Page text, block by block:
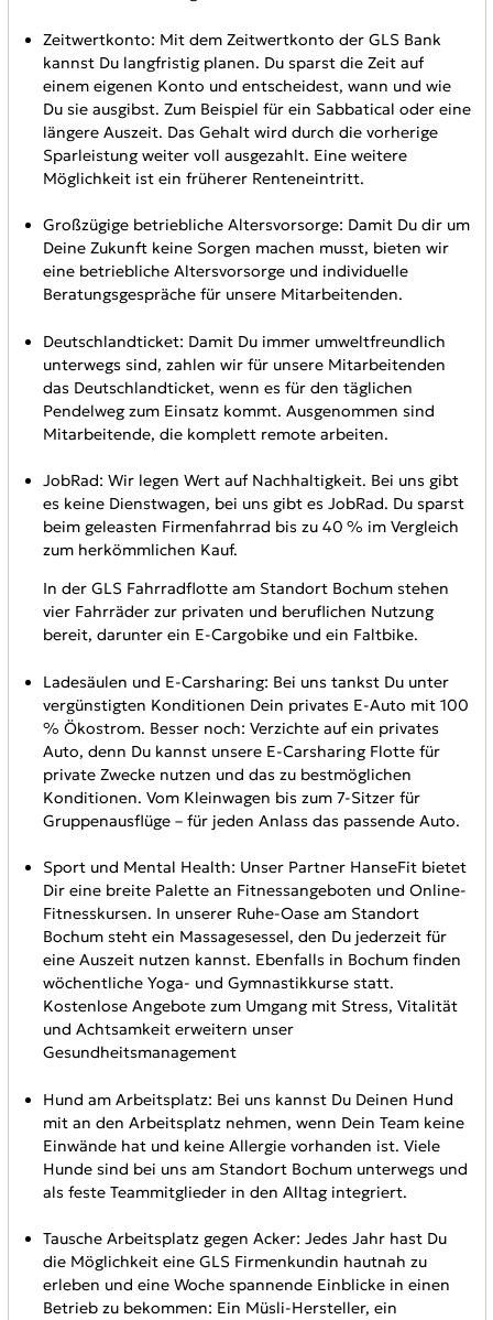
Zeitwertkonto: Mit dem Zeitwertkonto der GLS Bank
kannst Du langfristig planen. Du sparst die Zeit auf
einem eigenen Konto und entscheidest, wann und wie
Du sie ausgibst. Zum Beispiel für ein Sabbatical oder eine
längere Auszeit. Das Gehalt wird durch die vorherige
Sparleistung weiter voll ausgezahlt. Eine weitere
Möglichkeit ist ein früherer Renteneintritt.
Großzügige betriebliche Altersvorsorge: Damit Du dir um
Deine Zukunft keine Sorgen machen musst, bieten wir
eine betriebliche Altersvorsorge und individuelle
Beratungsgespräche für unsere Mitarbeitenden.
Deutschlandticket: Damit Du immer umweltfreundlich
unterwegs sind, zahlen wir für unsere Mitarbeitenden
das Deutschlandticket, wenn es für den täglichen
Pendelweg zum Einsatz kommt. Ausgenommen sind
Mitarbeitende, die komplett remote arbeiten.
JobRad: Wir legen Wert auf Nachhaltigkeit. Bei uns gibt
es keine Dienstwagen, bei uns gibt es JobRad. Du sparst
beim geleasten Firmenfahrrad bis zu 40 % im Vergleich
zum herkömmlichen Kauf.
In der GLS Fahrradflotte am Standort Bochum stehen
vier Fahrräder zur privaten und beruflichen Nutzung
bereit, darunter ein E-Cargobike und ein Faltbike.
Ladesäulen und E-Carsharing: Bei uns tankst Du unter
vergünstigten Konditionen Dein privates E-Auto mit 100
% Ökostrom. Besser noch: Verzichte auf ein privates
Auto, denn Du kannst unsere E-Carsharing Flotte für
private Zwecke nutzen und das zu bestmöglichen
Konditionen. Vom Kleinwagen bis zum 7-Sitzer für
Gruppenausflüge – für jeden Anlass das passende Auto.
Sport und Mental Health: Unser Partner HanseFit bietet
Dir eine breite Palette an Fitnessangeboten und Online-
Fitnesskursen. In unserer Ruhe-Oase am Standort
Bochum steht ein Massagesessel, den Du jederzeit für
eine Auszeit nutzen kannst. Ebenfalls in Bochum finden
wöchentliche Yoga- und Gymnastikkurse statt.
Kostenlose Angebote zum Umgang mit Stress, Vitalität
und Achtsamkeit erweitern unser
Gesundheitsmanagement
Hund am Arbeitsplatz: Bei uns kannst Du Deinen Hund
mit an den Arbeitsplatz nehmen, wenn Dein Team keine
Einwände hat und keine Allergie vorhanden ist. Viele
Hunde sind bei uns am Standort Bochum unterwegs und
als feste Teammitglieder in den Alltag integriert.
Tausche Arbeitsplatz gegen Acker: Jedes Jahr hast Du
die Möglichkeit eine GLS Firmenkundin hautnah zu
erleben und eine Woche spannende Einblicke in einen
Betrieb zu bekommen: Ein Müsli-Hersteller, ein